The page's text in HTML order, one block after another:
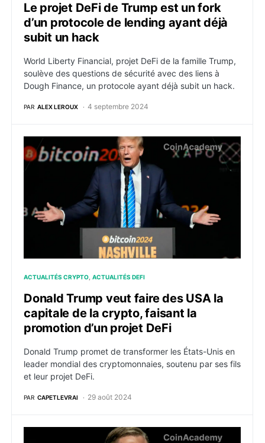
Le projet DeFi de Trump est un fork
d’un protocole de lending ayant déjà
subit un hack
World Liberty Financial, projet DeFi de la famille Trump,
soulève des questions de sécurité avec des liens à
Dough Finance, un protocole ayant déjà subit un hack.
PAR ALEX LEROUX 4 septembre 2024
Donald Trump veut faire des USA la capitale de la
ACTUALITÉS CRYPTO ACTUALITÉS DEFI
Donald Trump veut faire des USA la
capitale de la crypto, faisant la
promotion d’un projet DeFi
Donald Trump promet de transformer les États-Unis en
leader mondial des cryptomonnaies, soutenu par ses fils
et leur projet DeFi.
PAR CAPETLEVRAI 29 août 2024
Eric Trump prévoit d’annoncer une initiative